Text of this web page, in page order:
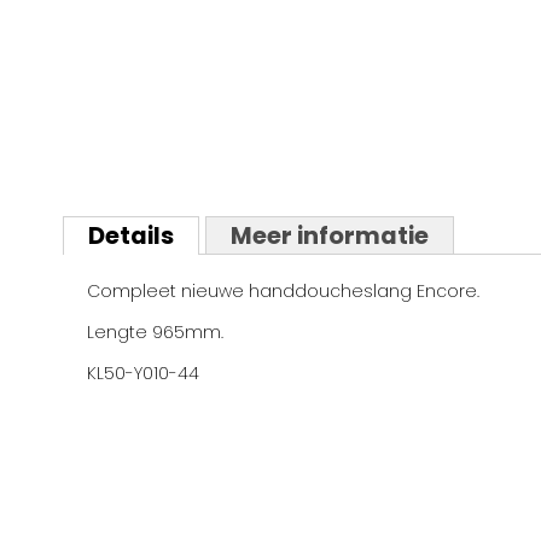
naar
het
van
afbeeldingen-
gallerij
Details
Compleet nieuwe handdoucheslang Encore.
Lengte 965mm.
KL50-Y010-44
Meer informatie